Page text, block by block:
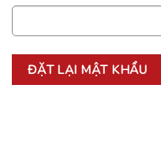
ĐẶT LẠI MẬT KHẨU